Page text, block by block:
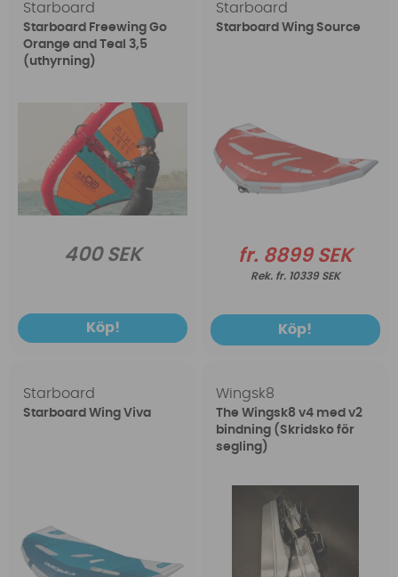
Starboard
Starboard Freewing Go
Orange and Teal 3,5
(uthyrning)
400 SEK
Köp!
Starboard
Starboard Wing Source
fr. 8899 SEK
fr. 10339 SEK
Köp!
Starboard
Starboard Wing Viva
Wingsk8
The Wingsk8 v4 med v2
bindning (Skridsko för
segling)